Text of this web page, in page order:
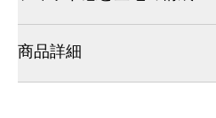
商品詳細